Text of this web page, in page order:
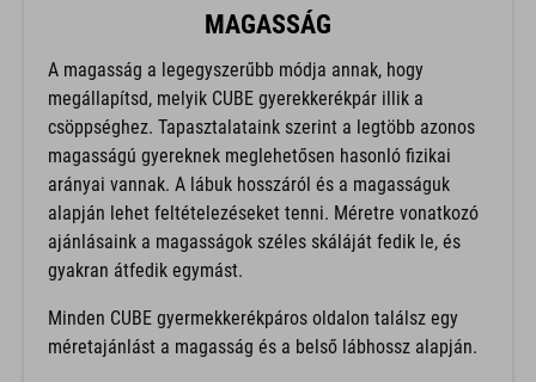
MAGASSÁG
A magasság a legegyszerűbb módja annak, hogy
megállapítsd, melyik CUBE gyerekkerékpár illik a
csöppséghez. Tapasztalataink szerint a legtöbb azonos
magasságú gyereknek meglehetősen hasonló fizikai
arányai vannak. A lábuk hosszáról és a magasságuk
alapján lehet feltételezéseket tenni. Méretre vonatkozó
ajánlásaink a magasságok széles skáláját fedik le, és
gyakran átfedik egymást.
Minden CUBE gyermekkerékpáros oldalon találsz egy
méretajánlást a magasság és a belső lábhossz alapján.